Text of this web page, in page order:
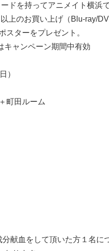
ドを持ってアニメイト横浜
上のお買い上げ（Blu-ray/
スターをプレゼント。
ャンペーン期間中有効
）
町田ルーム
献血をして頂いた方１名に